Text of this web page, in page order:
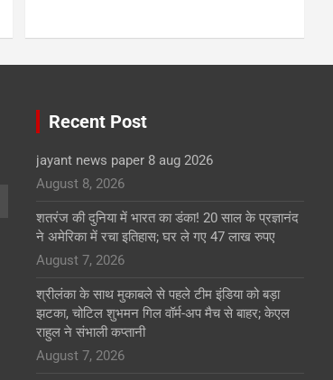
Recent Post
jayant news paper 8 aug 2026
August 8, 2026
शतरंज की दुनिया में भारत का डंका! 20 साल के प्रज्ञानंद
ने अमेरिका में रचा इतिहास; घर ले गए 47 लाख रुपए
August 7, 2026
श्रीलंका के साथ मुकाबले से पहले टीम इंडिया को बड़ा
झटका, चोटिल शुभमन गिल वॉर्म-अप मैच से बाहर; केएल
राहुल ने संभाली कप्तानी
August 7, 2026